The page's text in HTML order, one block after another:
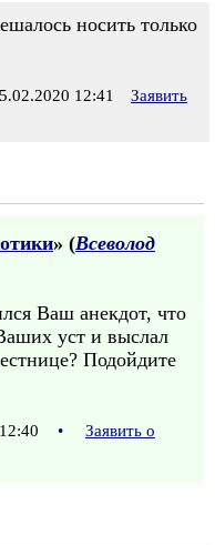
носить только
12:41
Заявить
» (Всеволод
Ваш анекдот, что
уст и выслал
Подойдите
•
Заявить о